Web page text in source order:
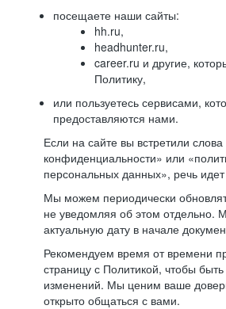
посещаете наши сайты:
hh.ru,
headhunter.ru,
career.ru и другие,
Политику,
или пользуетесь сервисами,
предоставляются нами.
Если на сайте вы встретили
конфиденциальности» или
персональных данных», речь
Мы можем периодически
не уведомляя об этом отдельно.
актуальную дату в начале
Рекомендуем время от времени
страницу с Политикой, чтобы
изменений. Мы ценим ваше
открыто общаться с вами.